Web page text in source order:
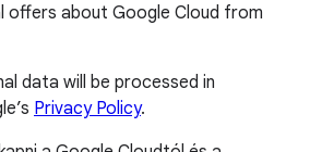
offers about Google Cloud from
data will be processed in
Privacy Policy.